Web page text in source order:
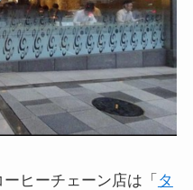
ヒーチェーン店は「 タ